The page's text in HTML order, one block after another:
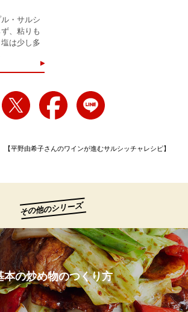
・サルシ
、粘りも
は少し多
【平野由希子さんのワインが進むサルシッチャレシピ】
その他のシリーズ
本の炒め物のつくり方